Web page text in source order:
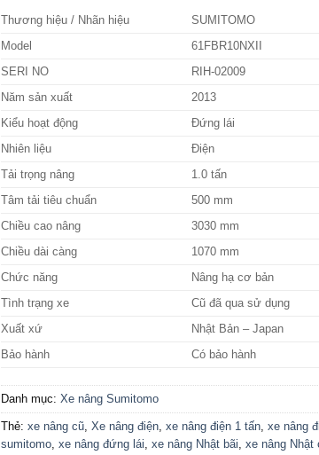
Thương hiệu / Nhãn hiệu
SUMITOMO
Model
61FBR10NXII
SERI NO
RIH-02009
Năm sản xuất
2013
Kiểu hoạt động
Đứng lái
Nhiên liệu
Điện
Tải trọng nâng
1.0 tấn
Tâm tải tiêu chuẩn
500 mm
Chiều cao nâng
3030 mm
Chiều dài càng
1070 mm
Chức năng
Nâng hạ cơ bản
Tình trạng xe
Cũ đã qua sử dụng
Xuất xứ
Nhật Bản – Japan
Bảo hành
Có bảo hành
Danh mục: Xe nâng Sumitomo
Thẻ: xe nâng cũ, Xe nâng điện, xe nâng điện 1 tấn, xe nâng
sumitomo, xe nâng đứng lái xe nâng Nhật bãi xe nâng Nhật